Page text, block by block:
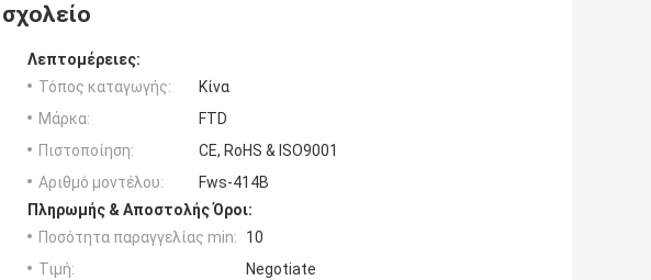
Λεπτομέρειες:
Τόπος καταγωγής:
Κίνα
Μάρκα:
FTD
Πιστοποίηση:
CE, RoHS & ISO9001
Αριθμό μοντέλου:
Fws-414B
Πληρωμής & Αποστολής Όροι:
Ποσότητα παραγγελίας min:
10
Τιμή:
Negotiate